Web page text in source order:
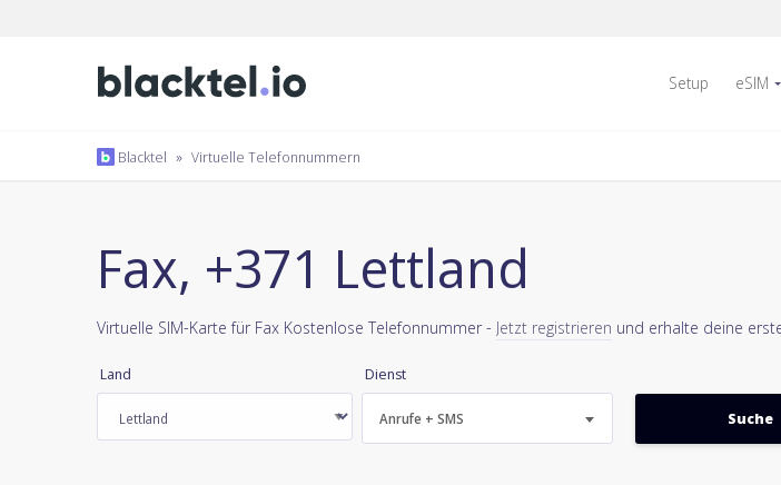
Setup eSIM
Blacktel » Virtuelle Telefonnummern
Fax, +371 Lettland
Virtuelle SIM-Karte für Fax Kostenlose Telefonnummer - Jetzt registrieren und erhalte deine
Land Dienst
Anrufe + SMS